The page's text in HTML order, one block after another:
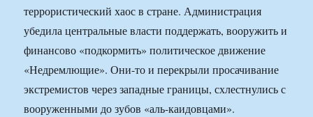
террористический хаос в стране. Администрация
убедила центральные власти поддержать, вооружить и
финансово «подкормить» политическое движение
«Недремлющие». Они-то и перекрыли просачивание
экстремистов через западные границы, схлестнулись с
вооруженными до зубов «аль-каидовцами».